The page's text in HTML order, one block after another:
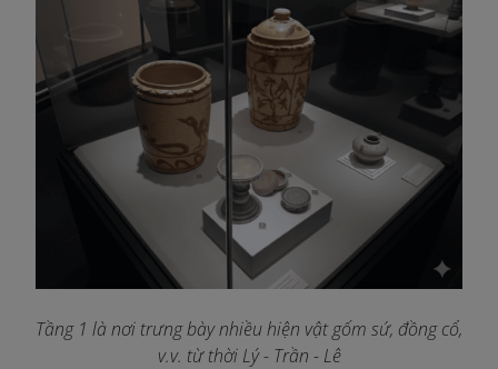
Tầng 1 là nơi trưng bày nhiều hiện vật gốm sứ, đồng cổ,
v.v. từ thời Lý - Trần - Lê